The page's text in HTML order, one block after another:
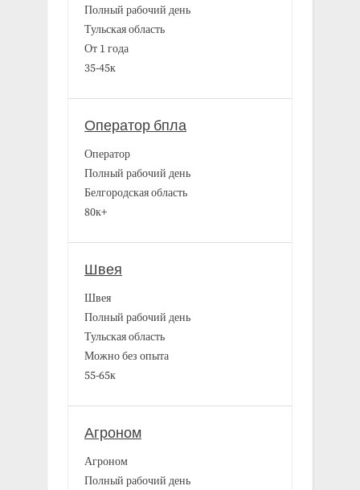
Полный рабочий день
Тульская область
От 1 года
35-45к
Оператор бпла
Оператор
Полный рабочий день
Белгородская область
80к+
Швея
Швея
Полный рабочий день
Тульская область
Можно без опыта
55-65к
Агроном
Агроном
Полный рабочий день